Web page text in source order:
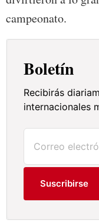
campeonato.
Boletín
Recibirás
internacionales
Suscribirse